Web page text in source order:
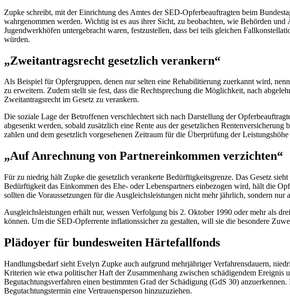
Zupke schreibt, mit der Einrichtung des Amtes der SED-Opferbeauftragten beim
wahrgenommen werden. Wichtig ist es aus ihrer Sicht, zu beobachten, wie Behörden
Jugendwerkhöfen untergebracht waren, festzustellen, dass bei teils gleichen
würden.
„Zweitantragsrecht gesetzlich verankern“
Als Beispiel für Opfergruppen, denen nur selten eine Rehabilitierung zuerkannt wird,
zu erweitern. Zudem stellt sie fest, dass die Rechtsprechung die Möglichkeit, nach
Zweitantragsrecht im Gesetz zu verankern.
Die soziale Lage der Betroffenen verschlechtert sich nach Darstellung der
abgesenkt werden, sobald zusätzlich eine Rente aus der gesetzlichen
zahlen und dem gesetzlich vorgesehenen Zeitraum für die Überprüfung der
„Auf Anrechnung von Partnereinkommen verzichten“
Für zu niedrig hält Zupke die gesetzlich verankerte Bedürftigkeitsgrenze. Das Gesetz
Bedürftigkeit das Einkommen des Ehe- oder Lebenspartners einbezogen wird, hält die
sollten die Voraussetzungen für die Ausgleichsleistungen nicht mehr jährlich, sondern nur
Ausgleichsleistungen erhält nur, wessen Verfolgung bis 2. Oktober 1990 oder mehr als
können. Um die SED-Opferrente inflationssicher zu gestalten, will sie die besondere
Plädoyer für bundesweiten Härtefallfonds
Handlungsbedarf sieht Evelyn Zupke auch aufgrund mehrjähriger Verfahrensdauern,
Kriterien wie etwa politischer Haft der Zusammenhang zwischen schädigendem Ereignis
Begutachtungsverfahren einen bestimmten Grad der Schädigung (GdS 30)
Begutachtungstermin eine Vertrauensperson hinzuzuziehen.